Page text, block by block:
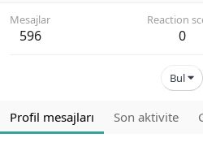
Mesajlar
596
Reaction
0
Bul
Profil mesajları Son aktivite